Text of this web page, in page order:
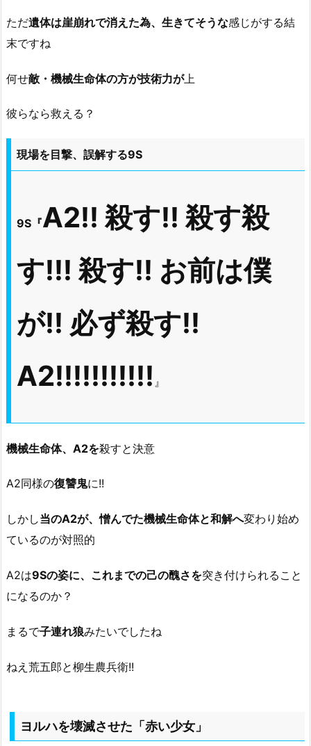
ただ遺体は崖崩れで消えた為、生きてそうな感じがする結
末ですね
何せ敵・機械生命体の方が技術力が上
彼らなら救える？
現場を目撃、誤解する9S
9S『A2!! 殺す!! 殺す殺
す!!! 殺す!! お前は僕
が!! 必ず殺す!!
A2!!!!!!!!!!! 』
機械生命体、A2を殺すと決意
A2同様の復讐鬼に!!
しかし当のA2が、憎んでた機械生命体と和解へ変わり始め
ているのが対照的
A2は9Sの姿に、これまでの己の醜さを突き付けられること
になるのか？
まるで子連れ狼みたいでしたね
ねえ荒五郎と柳生農兵衛!!
ヨルハを壊滅させた「赤い少女」